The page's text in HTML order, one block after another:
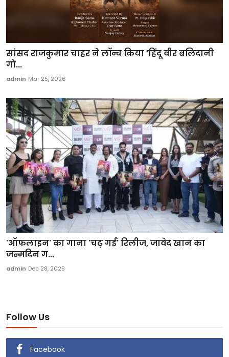
सांसद राजकुमार चाहर ने लॉन्च किया 'हिंदू वीर बलिदानी
गो...
admin Mar 25, 2026
'ऑफलाइन' का गाना 'चढ़ गई' रिलीज, जावेद खान का
जन्मदिन ग...
admin Dec 28, 2025
Follow Us
Facebook